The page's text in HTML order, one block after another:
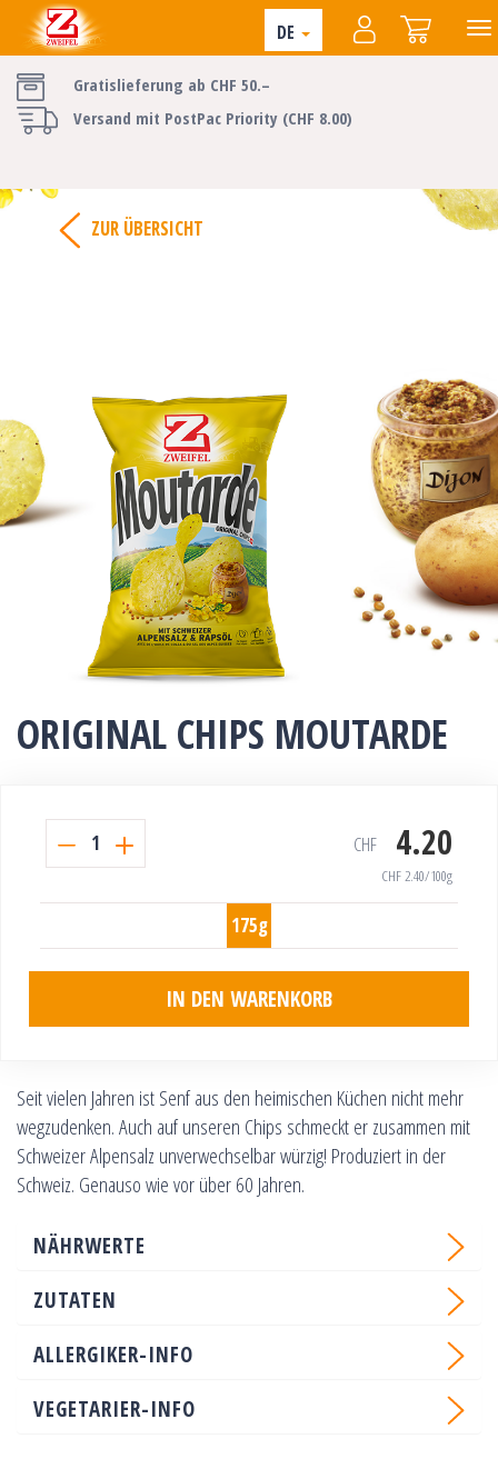
DE
Gratislieferung ab CHF 50.–
Versand mit PostPac Priority (CHF 8.00)
ZUR ÜBERSICHT
ORIGINAL CHIPS MOUTARDE
1 CHF 4.20
CHF2.40/100g
175g
IN DEN WARENKORB
Seit vielen Jahren ist Senf aus den heimischen Küchen nicht mehr
wegzudenken. Auch auf unseren Chips schmeckt er zusammen mit
Schweizer Alpensalz unverwechselbar würzig! Produziert in der
Schweiz. Genauso wie vor über 60 Jahren.
NÄHRWERTE
ZUTATEN
ALLERGIKER-INFO
VEGETARIER-INFO